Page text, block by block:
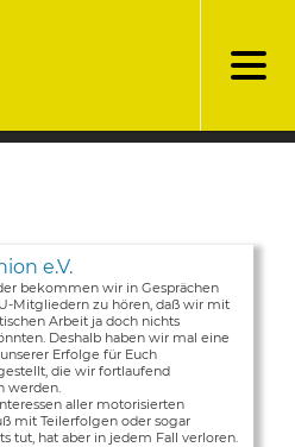
e.V.
bekommen wir in Gesprächen
Mitgliedern zu hören, daß wir mit
Arbeit ja doch nichts
Deshalb haben wir mal eine
Erfolge für Euch
die wir fortlaufend
werden.
aller motorisierten
mit Teilerfolgen oder sogar
tut, hat aber in jedem Fall verloren.